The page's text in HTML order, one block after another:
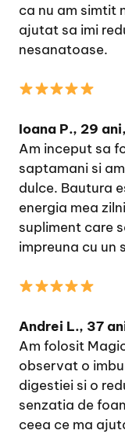
ca nu am simtit
ajutat sa imi
nesanatoase.
Ioana P., 29
Am inceput sa
saptamani si
dulce. Bautura
energia mea
supliment care
impreuna cu
Andrei L., 37
Am folosit
observat o
digestiei si o
senzatia de
ceea ce ma